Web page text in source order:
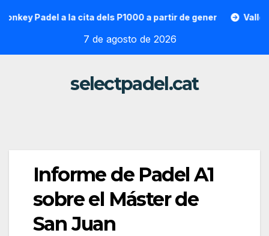
Padel a la cita dels P1000 a partir de gener Vallon
7 de agosto de 2026
selectpadel.cat
Informe de Padel A1
sobre el Máster de
San Juan